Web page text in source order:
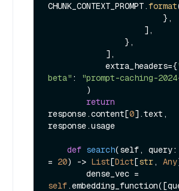
CHUNK_CONTEXT_PROMPT.format
            extra_headers={
beta" : "prompt-caching-
return
response.content[0].text,
response.usage
def search(self, query:
= 20) -> List[Dict[str, Any
self